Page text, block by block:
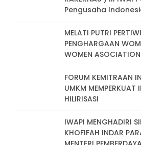
Pengusaha
Perempuan
Pembangunan
Indonesia Emas
MELATI PUTRI
PENGHARGAAN
WOMEN
FORUM KEMITRAAN
UMKM MEMPERKUAT
HILIRISASI
IWAPI MENGHADIRI
KHOFIFAH INDAR